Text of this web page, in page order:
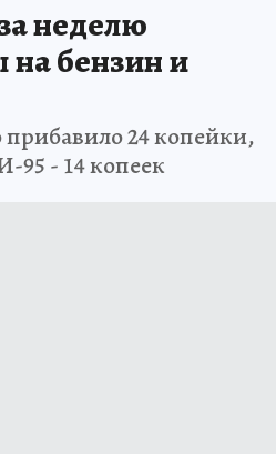
неделю
бензин и
24 копейки,
95 - 14 копеек